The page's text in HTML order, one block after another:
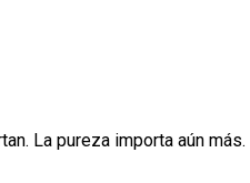
La pureza importa aún más.